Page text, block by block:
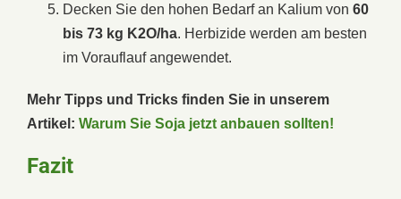
Decken Sie den hohen Bedarf an Kalium von 60
bis 73 kg K2O/ha. Herbizide werden am besten
im Vorauflauf angewendet.
Mehr Tipps und Tricks finden Sie in unserem
Artikel: Warum Sie Soja jetzt anbauen sollten!
Fazit